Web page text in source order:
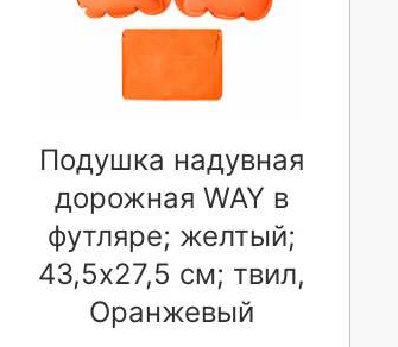
Подушка надувная
дорожная WAY в
футляре; желтый;
43,5х27,5 см; твил,
Оранжевый